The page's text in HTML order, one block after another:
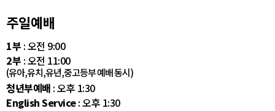
주일예배
1부 : 오전 9:00
2부 : 오전 11:00
(유아,유치,유년,중고등부 예배 동시)
청년부예배 : 오후 1:30
English Service: 오후 1:30